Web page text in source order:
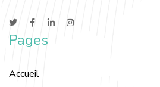
Pages
Accueil